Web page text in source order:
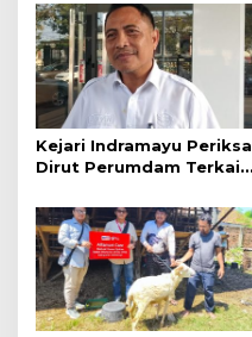
Kejari Indramayu Periksa
Dirut Perumdam Terkait
Miliar